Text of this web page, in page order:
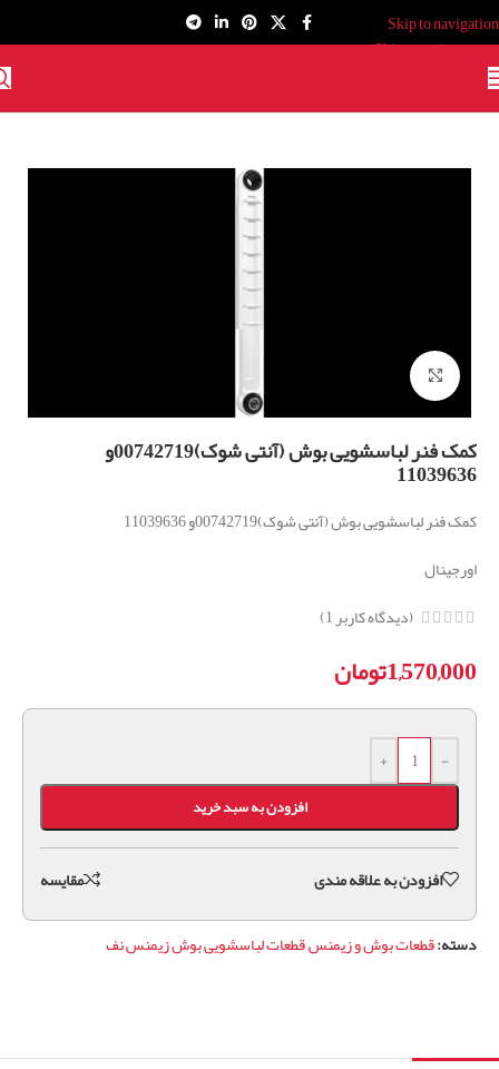
Skip to navigation
Skip to main content
برای بزرگنمایی کلیک کنید
کمک فنر لباسشویی بوش (آنتی شوک)00742719و
11039636
کمک فنر لباسشویی بوش (آنتی شوک)00742719و 11039636
اورجینال
(دیدگاه کاربر 1
)
1,570,000تومان
-
+
افزودن به سبد خرید
افزودن به علاقه مندی مقايسه
دسته:قطعات بوش و زیمنس,قطعات لباسشویی بوش زیمنس نف